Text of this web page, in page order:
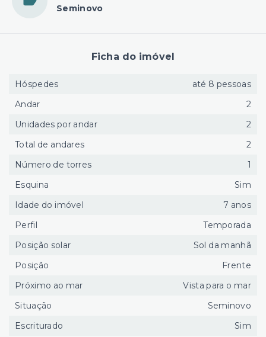
Seminovo
Ficha do imóvel
Hóspedes
até 8 pessoas
Andar
2
Unidades por andar
2
Total de andares
2
Número de torres
1
Esquina
Sim
Idade do imóvel
7 anos
Perfil
Temporada
Posição solar
Sol da manhã
Posição
Frente
Próximo ao mar
Vista para o mar
Situação
Seminovo
Escriturado
Sim